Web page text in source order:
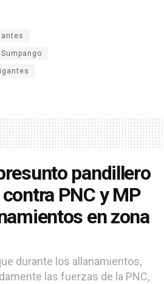
pandillero
PNC y MP
en zona
durante los allanamientos,
las fuerzas de la PNC,